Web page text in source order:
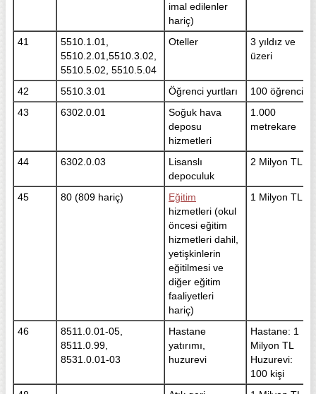
imal edilenler
hariç)
41
5510.1.01,
5510.2.01,5510.3.02,
5510.5.02, 5510.5.04
Oteller
3 yıldız ve
üzeri
42 5510.3.01 Öğrenci yurtları
100 öğrenci
43
6302.0.01
Soğuk hava
deposu
hizmetleri
1.000
metrekare
44 6302.0.03
Lisanslı
depoculuk
2 Milyon TL
45 80 (809 hariç)
Eğitim
hizmetleri (okul
öncesi eğitim
hizmetleri dahil,
yetişkinlerin
eğitilmesi ve
diğer eğitim
faaliyetleri
hariç)
1 Milyon TL
46
8511.0.01-05,
8511.0.99,
8531.0.01-03
Hastane
yatırımı,
huzurevi
Hastane: 1
Milyon TL
Huzurevi:
100 kişi